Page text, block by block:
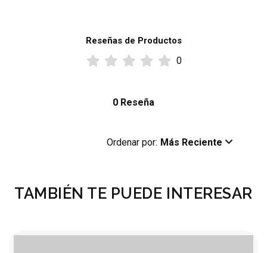
Reseñas de Productos
0
0 Reseña
Ordenar por: Más Reciente
TAMBIÉN TE PUEDE INTERESAR